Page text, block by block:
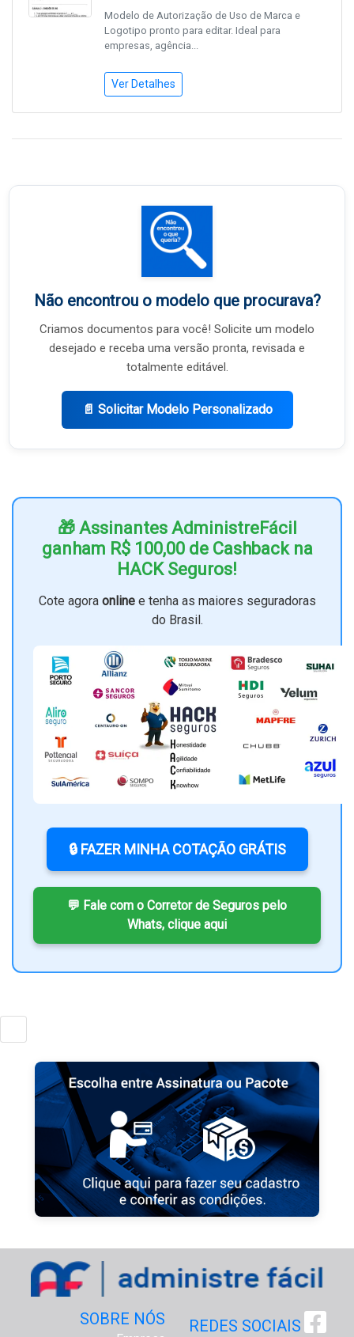
Modelo de Autorização de Uso de Marca e
Logotipo pronto para editar. Ideal para
empresas, agência...
Ver Detalhes
Não encontrou o modelo que procurava?
Criamos documentos para você! Solicite um modelo
desejado e receba uma versão pronta, revisada e
totalmente editável.
📄 Solicitar Modelo Personalizado
🎁 Assinantes AdministreFácil
ganham R$ 100,00 de Cashback na
HACK Seguros!
Cote agora onlinee tenha as maiores seguradoras
do Brasil.
🔒 FAZER MINHA COTAÇÃO GRÁTIS
💬 Fale com o Corretor de Seguros pelo
Whats, clique aqui
SOBRE NÓS REDES SOCIAIS